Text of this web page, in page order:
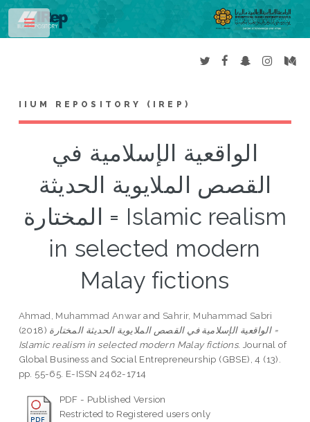
IIUM REPOSITORY (IREP)
الواقعية الإسلامية في
القصص الملايوية الحديثة
المختارة = Islamic realism
in selected modern
Malay fictions
Ahmad, Muhammad Anwarand Sahrir, Muhammad Sabri
(2018) الواقعية الإسلامية في القصص الملايوية الحديثة المختارة =
Islamic realism in selected modern Malay fictions. Journal of
Global Business and Social Entrepreneurship (GBSE), 4 (13).
pp. 55-65. E-ISSN 2462-1714
PDF - Published Version
Restricted to Registered users only
Toggle